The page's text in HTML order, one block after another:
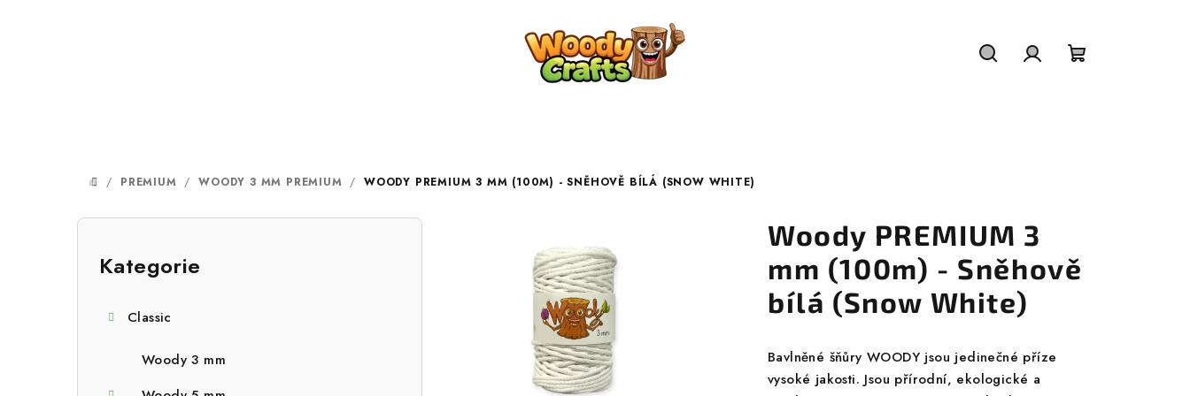
DOMŮ
/ PREMIUM / WOODY 3 MM PREMIUM / WOODY PREMIUM 3 MM (100M) - SNĚHOVĚ BÍLÁ (SNOW WHITE)
P
Přeskočit
Kategorie
Classic
Woody 3 mm
Woody PREMIUM 3
mm (100m) - Sněhově
bílá (Snow White)
Bavlněné šňůry WOODY jsou jedinečné příze
vysoké jakosti. Jsou přírodní, ekologické a